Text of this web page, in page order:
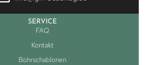
SERVICE
FAQ
Kontakt
Bohrschablonen